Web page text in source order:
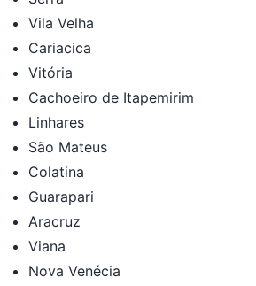
Vila Velha
Cariacica
Vitória
Cachoeiro de Itapemirim
Linhares
São Mateus
Colatina
Guarapari
Aracruz
Viana
Nova Venécia